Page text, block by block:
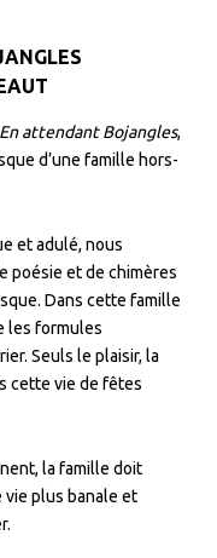
En attendant Bojangles,
d’une famille hors-
et adulé, nous
poésie et de chimères
Dans cette famille
les formules
Seuls le plaisir, la
cette vie de fêtes
la famille doit
vie plus banale et